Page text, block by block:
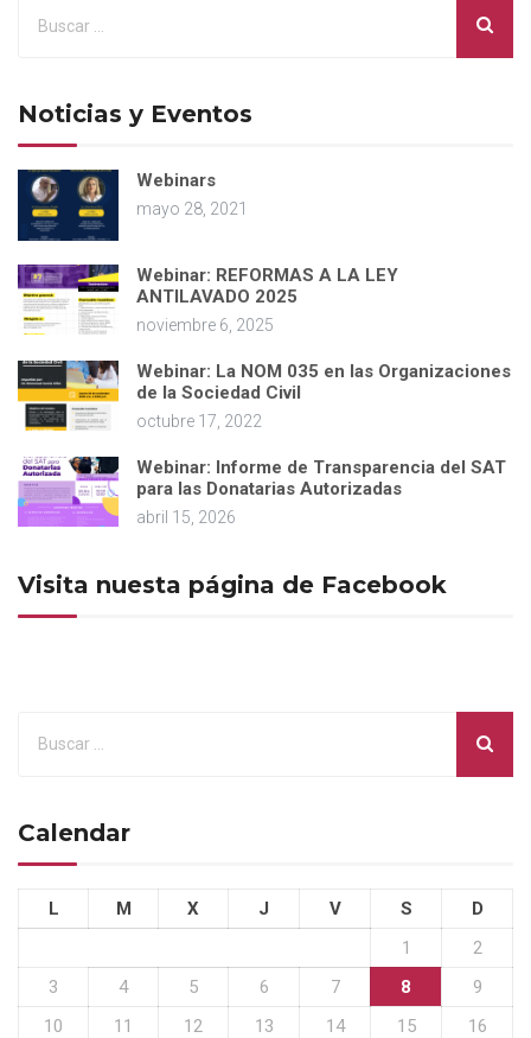
Noticias y Eventos
Webinars
mayo 28, 2021
Webinar: REFORMAS A LA LEY
ANTILAVADO 2025
noviembre 6, 2025
Webinar: La NOM 035 en las Organizaciones
de la Sociedad Civil
octubre 17, 2022
Webinar: Informe de Transparencia del SAT
para las Donatarias Autorizadas
abril 15, 2026
Visita nuesta página de Facebook
Calendar
L M X J V S
D
1
2
3
4 5 6 7 8
9
10
11 12 13 14 15
16